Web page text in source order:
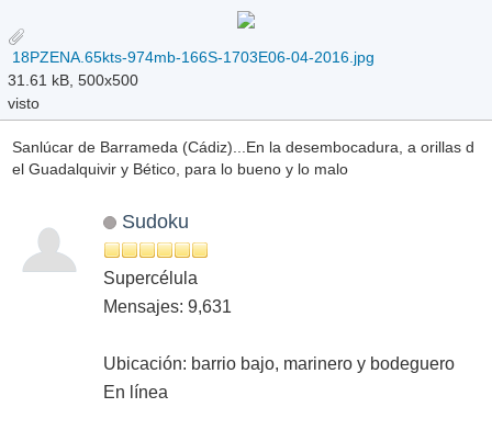
18PZENA.65kts-974mb-166S-1703E06-04-2016.jpg
31.61 kB, 500x500
visto
Sanlúcar de Barrameda (Cádiz)...En la desembocadura, a orillas d
el Guadalquivir y Bético, para lo bueno y lo malo
Sudoku
Supercélula
Mensajes: 9,631
Ubicación: barrio bajo, marinero y bodeguero
En línea